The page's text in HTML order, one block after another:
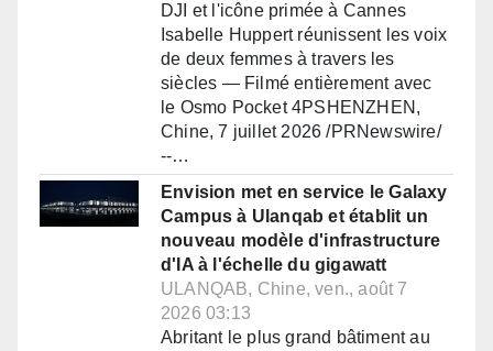
DJI et l'icône primée à Cannes
Isabelle Huppert réunissent les voix
de deux femmes à travers les
siècles — Filmé entièrement avec
le Osmo Pocket 4PSHENZHEN,
Chine, 7 juillet 2026 /PRNewswire/
--…
Envision met en service le Galaxy
Campus à Ulanqab et établit un
nouveau modèle d'infrastructure
d'IA à l'échelle du gigawatt
ULANQAB, Chine, ven., août 7
2026 03:13
Abritant le plus grand bâtiment au